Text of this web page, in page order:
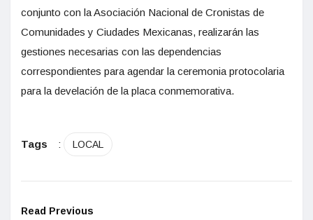
conjunto con la Asociación Nacional de Cronistas de
Comunidades y Ciudades Mexicanas, realizarán las
gestiones necesarias con las dependencias
correspondientes para agendar la ceremonia protocolaria
para la develación de la placa conmemorativa.
Tags : LOCAL
Read Previous